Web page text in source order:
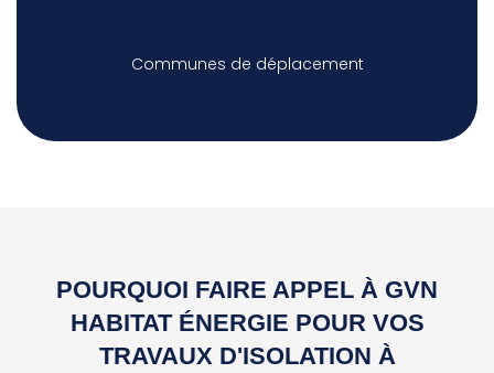
Communes de déplacement
POURQUOI FAIRE APPEL À GVN
HABITAT ÉNERGIE POUR VOS
TRAVAUX D'ISOLATION À